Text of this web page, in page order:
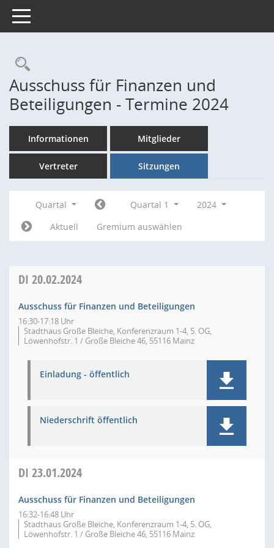
Toggle navigation
Rechercheauswahl
Ausschuss für Finanzen und
Beteiligungen - Termine 2024
Informationen Mitglieder
Vertreter Sitzungen
Quartal Quartal 1
2024
Aktuell
Gremium auswählen
DI 20.02.2024
Ausschuss für Finanzen und Beteiligungen
16:30-17:18 Uhr
Stadthaus Große Bleiche, Konferenzraum 1-4, 5. OG,
Löwenhofstr. 1 / Große Bleiche 46, 55116 Mainz
Einladung - öffentlich
Niederschrift öffentlich
DI 23.01.2024
Ausschuss für Finanzen und Beteiligungen
16:32-16:48 Uhr
Stadthaus Große Bleiche, Konferenzraum 1-4, 5. OG,
Löwenhofstr. 1 / Große Bleiche 46, 55116 Mainz